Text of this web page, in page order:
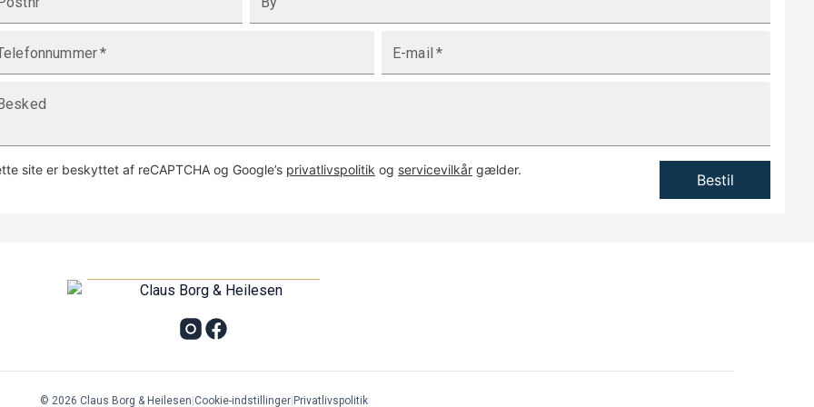
* E-mail *
site er beskyttet af reCAPTCHA og Google’s privatlivspolitik og servicevilkår gælder.
Bestil
© 2026 Claus Borg & Heilesen Cookie-indstillinger| Privatlivspolitik